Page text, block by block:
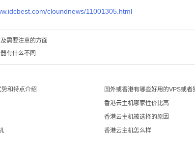
cloundnews/11001305.html
需要注意的方面
有什么不同
和特点介绍
国外或香港有哪些好用的VPS或者
香港云主机哪家性价比高
香港云主机被选择的原因
香港云主机怎么样